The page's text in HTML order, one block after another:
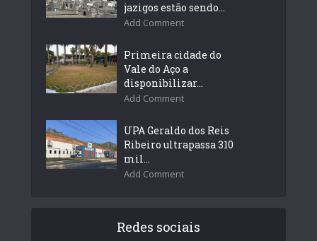
jazigos estão sendo...
Add Comment
Primeira cidade do
Vale do Aço a
disponibilizar...
Add Comment
UPA Geraldo dos Reis
Ribeiro ultrapassa 310
mil...
Add Comment
Redes sociais